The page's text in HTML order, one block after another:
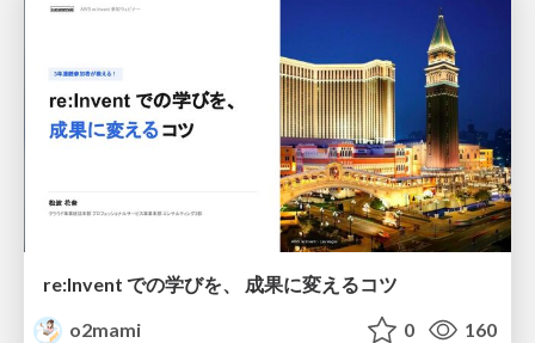
re:Invent での学びを、 成果に変えるコツ
o2mami
0 160